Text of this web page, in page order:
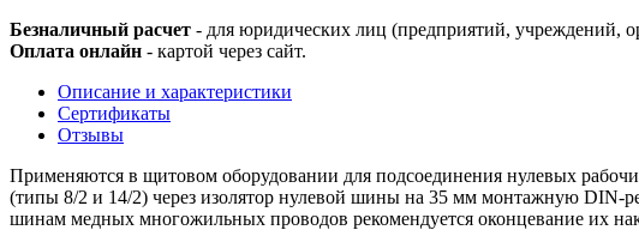
Безналичный расчет - для юридических лиц (предприятий, учреждений,
Оплата онлайн - картой через сайт.
Описание и характеристики
Сертификаты
Отзывы
Применяются в щитовом оборудовании для подсоединения нулевых
(типы 8/2 и 14/2) через изолятор нулевой шины на 35 мм монтажную DIN-
шинам медных многожильных проводов рекомендуется оконцевание их